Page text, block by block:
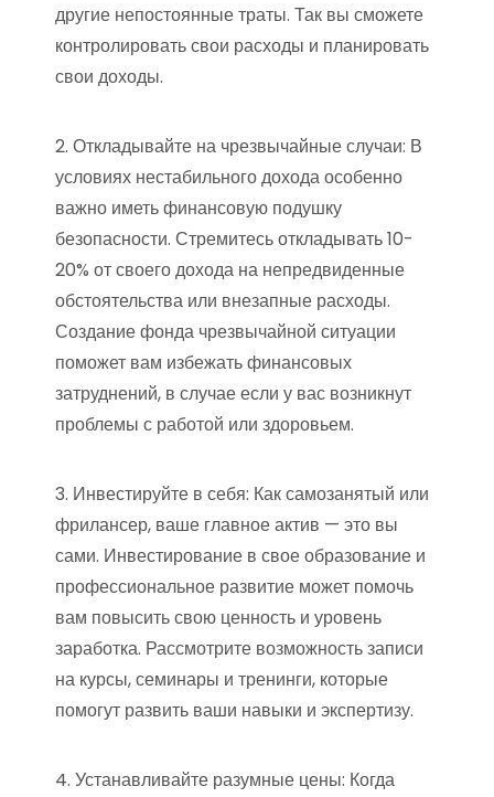
другие непостоянные траты. Так вы сможете
контролировать свои расходы и планировать
свои доходы.
2. Откладывайте на чрезвычайные случаи: В
условиях нестабильного дохода особенно
важно иметь финансовую подушку
безопасности. Стремитесь откладывать 10-
20% от своего дохода на непредвиденные
обстоятельства или внезапные расходы.
Создание фонда чрезвычайной ситуации
поможет вам избежать финансовых
затруднений, в случае если у вас возникнут
проблемы с работой или здоровьем.
3. Инвестируйте в себя: Как самозанятый или
фрилансер, ваше главное актив — это вы
сами. Инвестирование в свое образование и
профессиональное развитие может помочь
вам повысить свою ценность и уровень
заработка. Рассмотрите возможность записи
на курсы, семинары и тренинги, которые
помогут развить ваши навыки и экспертизу.
4. Устанавливайте разумные цены: Когда